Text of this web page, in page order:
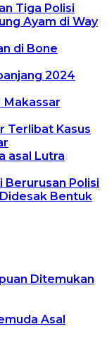
Tiga Polisi
Ayam di Way
di Bone
2024
Makassar
Terlibat Kasus
asal Lutra
Berurusan Polisi
Bentuk
Ditemukan
Asal